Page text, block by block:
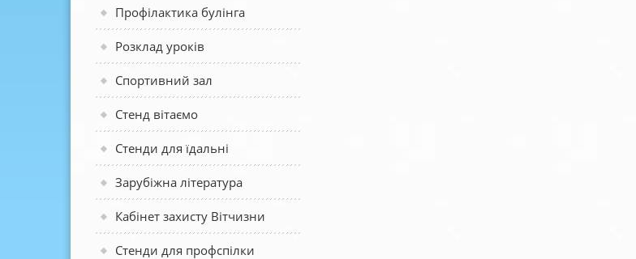
Профілактика булінга
Розклад уроків
Спортивний зал
Стенд вітаємо
Стенди для їдальні
Зарубіжна література
Кабінет захисту Вітчизни
Стенди для профспілки